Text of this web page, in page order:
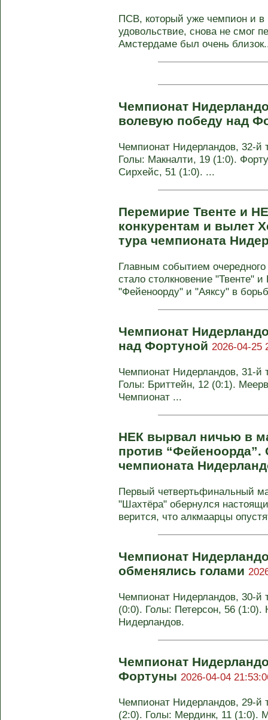
ПСВ, который уже чемпион и в
удовольствие, снова не смог
Амстердаме был очень
Чемпионат
волевую победу над
Чемпионат Нидерландов, 32-й
Голы: Макналти, 19 (1:0).
Сирхейс, 51 (1:0). ...
Перемирие Твенте и
конкурентам и вылет
тура чемпионата
Главным событием
стало столкновение "Твенте"
"Фейеноорду" и "Аяксу" в
Чемпионат
над Фортуной 2026-04-25
Чемпионат Нидерландов, 31-й
Голы: Бриттейн, 12 (0:1).
Чемпионат ...
НЕК вырвал ничью в
против “Фейеноорда”.
чемпионата
Первый четвертьфинальный
"Шахтёра" обернулся
верится, что алкмаарцы
Чемпионат
обменялись голами
Чемпионат Нидерландов, 30-
(0:0). Голы: Петерсон, 56
Нидерландов.
Чемпионат
Фортуны 2026-04-04
Чемпионат Нидерландов, 29-й
(2:0). Голы: Мердинк, 11 (1:0).